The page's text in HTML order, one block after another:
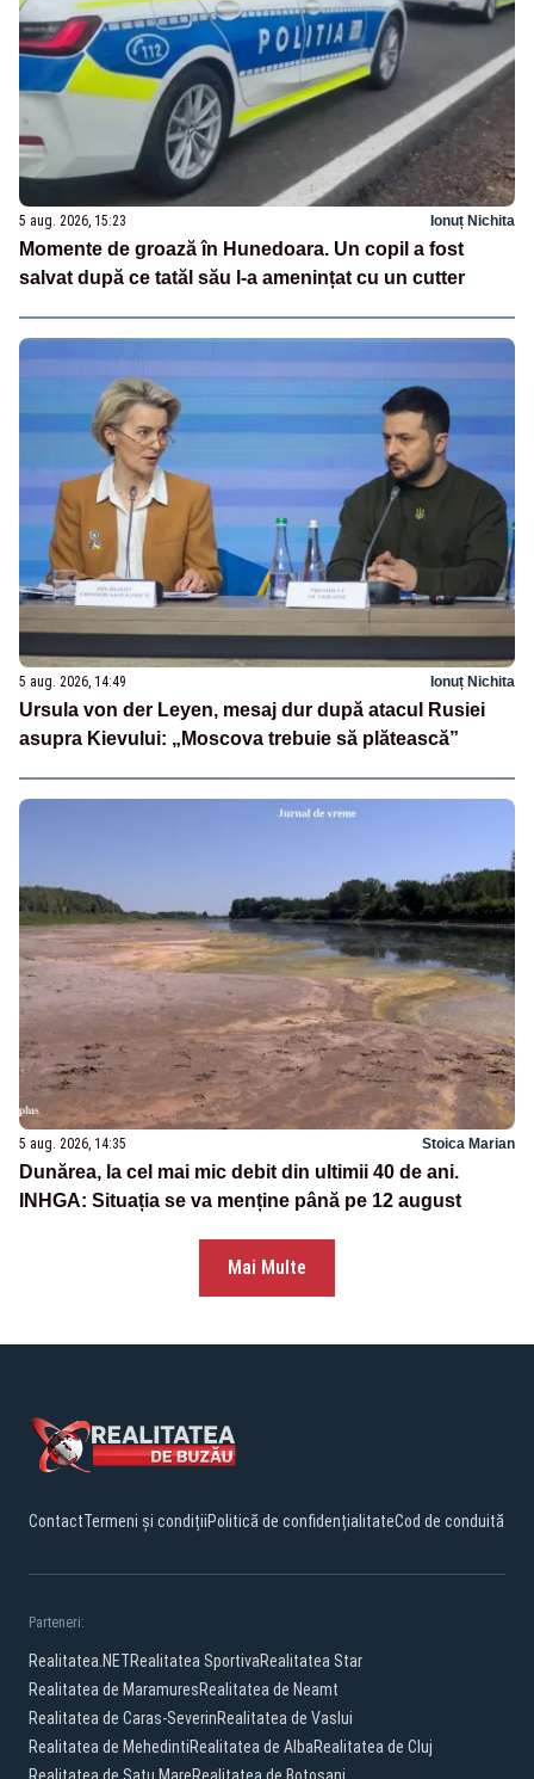
5 aug. 2026, 15:23 Ionuț Nichita
Momente de groază în Hunedoara. Un copil a fost
salvat după ce tatăl său l-a amenințat cu un cutter
5 aug. 2026, 14:49 Ionuț Nichita
Ursula von der Leyen, mesaj dur după atacul Rusiei
asupra Kievului: „Moscova trebuie să plătească”
5 aug. 2026, 14:35 Stoica Marian
Dunărea, la cel mai mic debit din ultimii 40 de ani.
INHGA: Situația se va menține până pe 12 august
Mai Multe
ContactTermeni și condițiiPolitică de confidențialitateCod de conduită
Parteneri:
Realitatea.NETRealitatea SportivaRealitatea Star
Realitatea de MaramuresRealitatea de Neamt
Realitatea de Caras-SeverinRealitatea de Vaslui
Realitatea de MehedintiRealitatea de AlbaRealitatea de Cluj